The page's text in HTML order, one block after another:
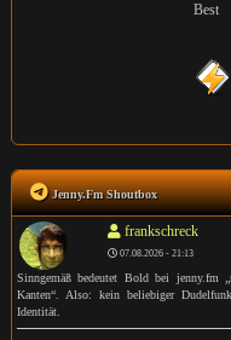
Best
Jenny.Fm Shoutbox
frankschreck
07.08.2026 - 21:13
Sinngemäß bedeutet Bold bei jenny.fm
Kanten“. Also: kein beliebiger
Identität.